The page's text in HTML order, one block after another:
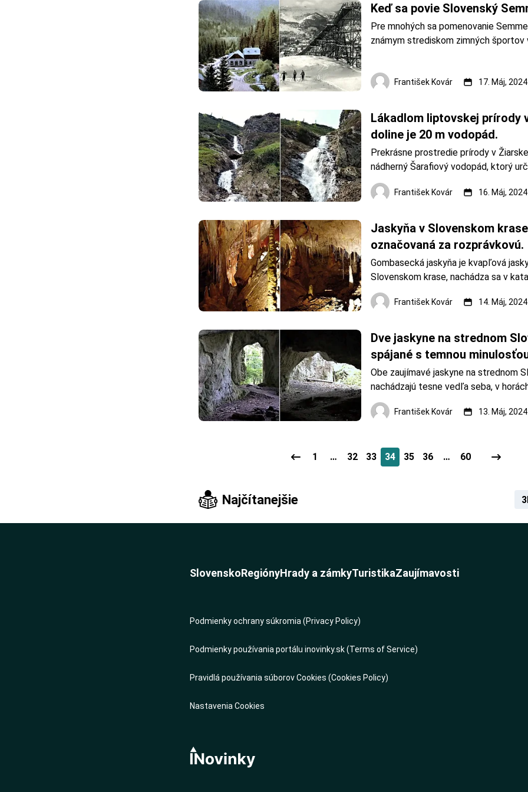
Keď sa povie Slovenský
Pre mnohých sa pomenovanie
známym strediskom zimných športov
Slovenský Semmering sa vzťahuje na
minulosti
František Kovár 17. Máj, 2024
Lákadlom liptovskej prírody
doline je 20 m vodopád.
Prekrásne prostredie prírody v
nádherný Šarafiový vodopád, ktorý
každý návštevník tejto časti
Kaskádový vodopád dosahuje výšku
František Kovár 16. Máj, 2024
Jaskyňa v Slovenskom
označovaná za rozprávkovú.
Gombasecká jaskyňa je kvapľová
Slovenskom krase, nachádza sa v
Slavec v okrese Rožňava. Jaskyňu
jaskyniari z Rožňavy 21. novembra
do 3 metrov. Unikátna vý
František Kovár 14. Máj, 2024
Dve jaskyne na strednom
spájané s temnou
Obe zaujímavé jaskyne na strednom
nachádzajú tesne vedľa seba, v
Bystricou. Podľa archeologických
predpokladať, že sa tu praktizovali
František Kovár 13. Máj, 2024
1 … 32 33 34 35 36 … 60
Najčítanejšie
SlovenskoRegiónyHrady a zámkyTuristikaZaujímavosti
Podmienky ochrany súkromia (Privacy Policy)
Podmienky používania portálu inovinky.sk (Terms of Service)
Pravidlá používania súborov Cookies (Cookies Policy)
Nastavenia Cookies